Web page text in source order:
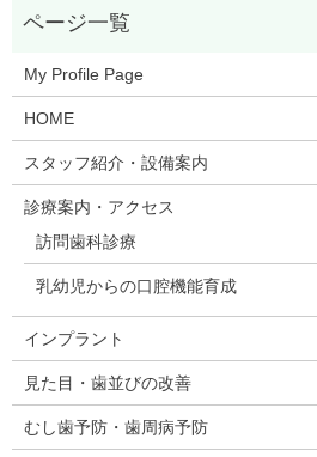
My Profile Page
HOME
スタッフ紹介・設備案内
診療案内・アクセス
訪問歯科診療
乳幼児からの口腔機能育成
インプラント
見た目・歯並びの改善
むし歯予防・歯周病予防